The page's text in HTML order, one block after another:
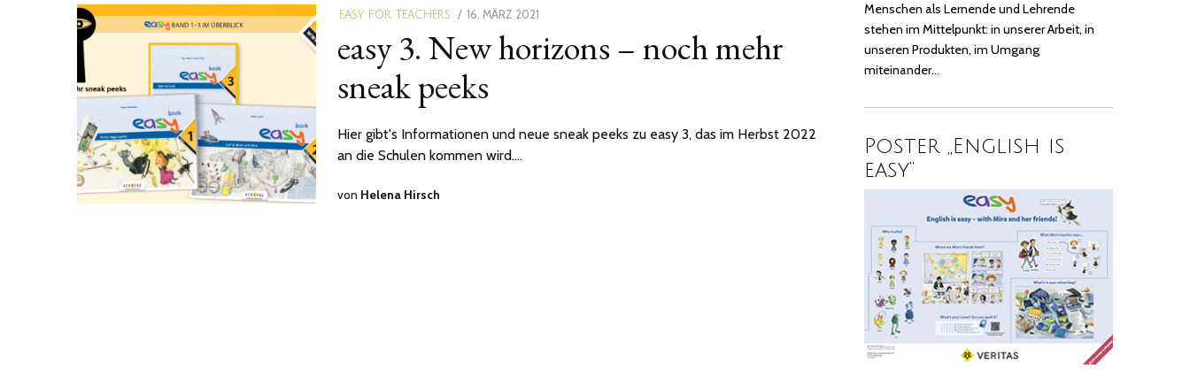
EASY FOR TEACHERS
POSTED
16. MÄRZ 2021
easy 3. New horizons – noch mehr
sneak peeks
Hier gibt's Informationen und neue sneak peeks zu easy 3, das im Herbst 2022
an die Schulen kommen wird.…
von Helena Hirsch
Menschen als Lernende und Lehrende
stehen im Mittelpunkt: in unserer Arbeit, in
unseren Produkten, im Umgang
miteinander…
Poster „English is
easy“